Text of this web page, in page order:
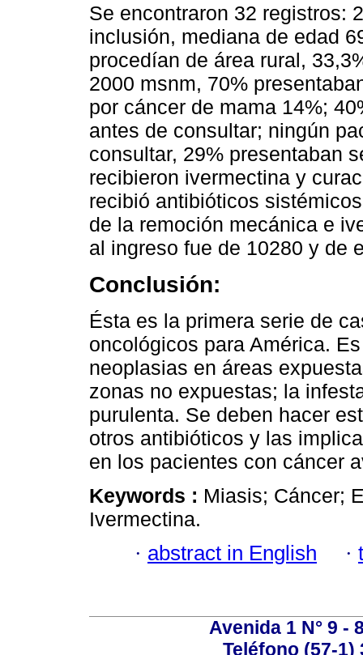
Se encontraron 32 registros:
inclusión, mediana de edad
procedían de área rural,
2000 msnm, 70%
por cáncer de mama 14%;
antes de consultar; ningún
consultar, 29% presentaban
recibieron ivermectina y
recibió antibióticos
de la remoción mecánica e
al ingreso fue de 10280 y de
Conclusión:
Ésta es la primera serie de
oncológicos para América.
neoplasias en áreas
zonas no expuestas; la
purulenta. Se deben hacer
otros antibióticos y las
en los pacientes con cáncer
Keywords : Miasis; Cáncer;
Ivermectina.
· abstract in English ·
Avenida 1 N° 9 -
Teléfono (57-1)